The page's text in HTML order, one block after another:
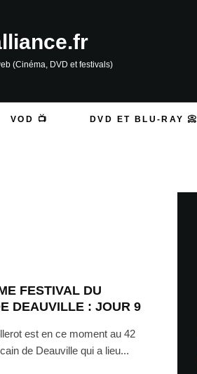
(Cinéma, DVD et festivals)
VOD 📺 DVD ET BLU-RAY 📀
FESTIVAL DU
DEAUVILLE : JOUR 9
est en ce moment au 42
de Deauville qui a lieu...